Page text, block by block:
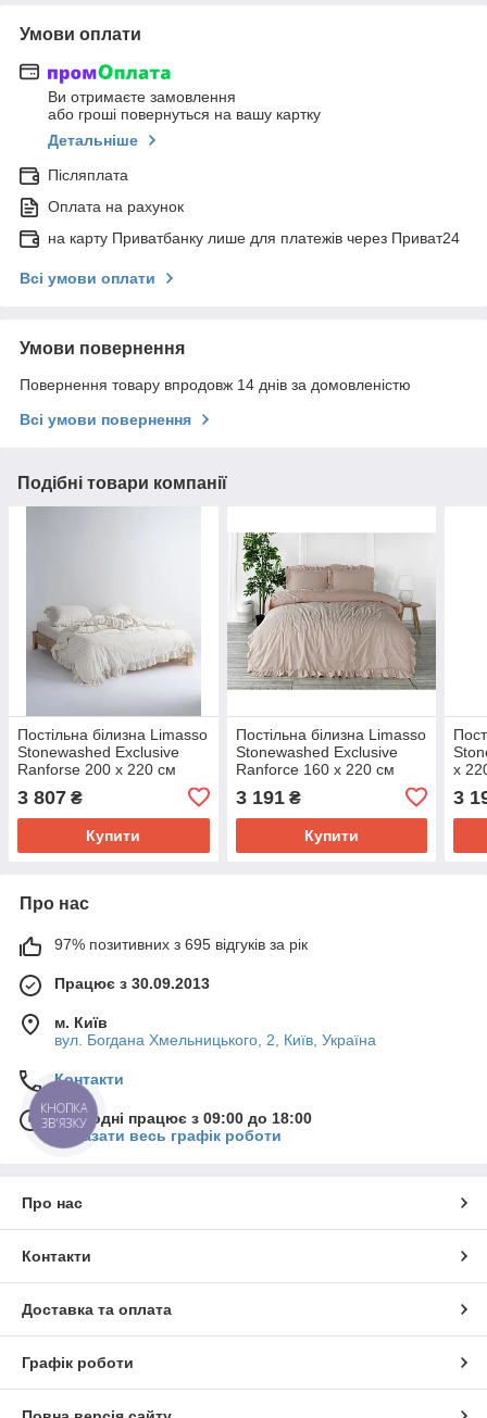
Умови оплати
Ви отримаєте замовлення
або гроші повернуться на вашу картку
Детальніше
Післяплата
Оплата на рахунок
на карту Приватбанку лише для платежів через Приват24
Всі умови оплати
Умови повернення
Повернення товару впродовж 14 днів за домовленістю
Всі умови повернення
Подібні товари компанії
Постільна білизна Limasso
Stonewashed Exclusive
Ranforse 200 х 220 см
3 807 ₴
Купити
Постільна білизна Limasso
Stonewashed Exclusive
Ranforce 160 х 220 см
3 191₴
Купити
x
3
Про нас
97% позитивних з 695 відгуків за рік
Працює з 30.09.2013
м. Київ
вул. Богдана Хмельницького, 2, Київ, Україна
Контакти
Сьогодні працює з 09:00 до 18:00
Показати весь графік роботи
Про нас
Контакти
Доставка та оплата
Графік роботи
КНОПКА
ЗВ'ЯЗКУ